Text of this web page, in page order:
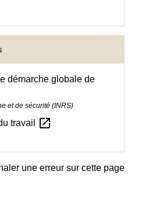
démarche globale de
et de sécurité (INRS)
travail open_in_new
une erreur sur cette page